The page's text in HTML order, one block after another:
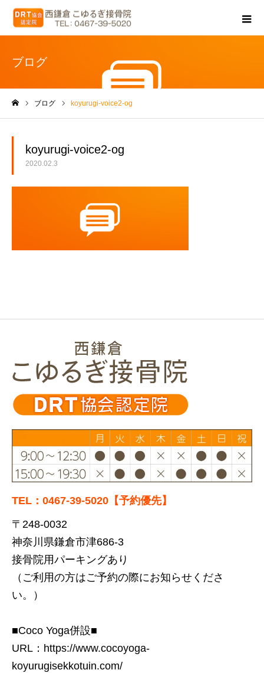
ブログ
ブログ koyurugi-voice2-og
koyurugi-voice2-og
2020.02.3
TEL：0467-39-5020【予約優先】
〒248-0032
神奈川県鎌倉市津686-3
接骨院用パーキングあり
（ご利用の方はご予約の際にお知らせくださ
い。）
■Coco Yoga併設■
URL： https://www.cocoyoga-
koyurugisekkotuin.com/